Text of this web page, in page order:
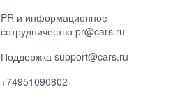
PR и информационное
сотрудничество pr@cars.ru
Поддержка support@cars.ru
+74951090802